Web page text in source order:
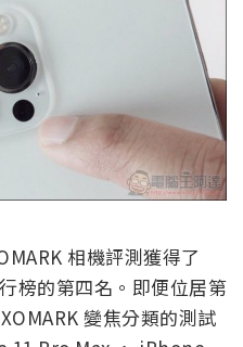
相機評測獲得了
榜的第四名。即便位居第
變焦分類的測試